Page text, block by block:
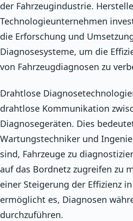
der Fahrzeugindustrie.
Technologieunternehmen
die Erforschung und
Diagnosesysteme, um die
von Fahrzeugdiagnosen zu
Drahtlose
drahtlose Kommunikation
Diagnosegeräten. Dies
Wartungstechniker und
sind, Fahrzeuge zu
auf das Bordnetz zugreifen zu
einer Steigerung der Effizienz
ermöglicht es, Diagnosen
durchzuführen.